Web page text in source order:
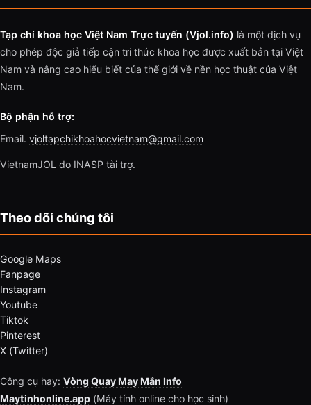
Tạp chí khoa học Việt Nam Trực tuyến (Vjol.info) là một dịch vụ
cho phép độc giả tiếp cận tri thức khoa học được xuất bản tại Việt
Nam và nâng cao hiểu biết của thế giới về nền học thuật của Việt
Nam.
Bộ phận hỗ trợ:
Email. vjoltapchikhoahocvietnam@gmail.com
VietnamJOL do INASP tài trợ.
Theo dõi chúng tôi
Google Maps
Fanpage
Instagram
Youtube
Tiktok
Pinterest
X (Twitter)
Công cụ hay: Vòng Quay May Mắn Info
Maytinhonline.app (Máy tính online cho học sinh)